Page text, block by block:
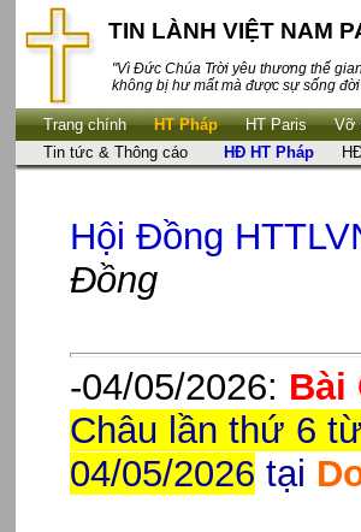
TIN LÀNH VIỆT NAM
"Vì Đức Chúa Trời yêu thương thế
không bị hư mất mà được sự sống
Trang chính HT Pháp HT Paris Vỡ
Tin tức & Thông cáo
HĐ HT Pháp
Hội Đồng
Đồng
-04/05/2026: Bài
Châu lần thứ 6
04/05/2026 tại